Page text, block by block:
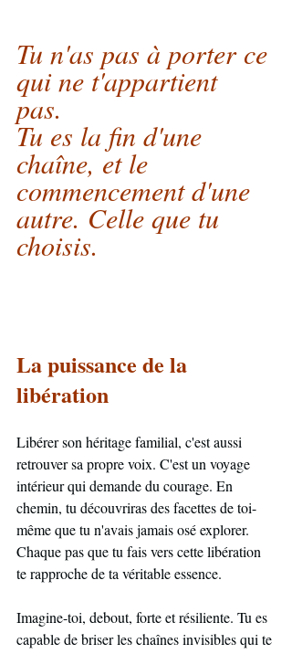
Tu n'as pas à porter ce
qui ne t'appartient
pas.
Tu es la fin d'une
chaîne, et le
commencement d'une
autre. Celle que tu
choisis.
La puissance de la
libération
Libérer son héritage familial, c'est aussi
retrouver sa propre voix. C'est un voyage
intérieur qui demande du courage. En
chemin, tu découvriras des facettes de toi-
même que tu n'avais jamais osé explorer.
Chaque pas que tu fais vers cette libération
te rapproche de ta véritable essence.
Imagine-toi, debout, forte et résiliente. Tu es
capable de briser les chaînes invisibles qui te